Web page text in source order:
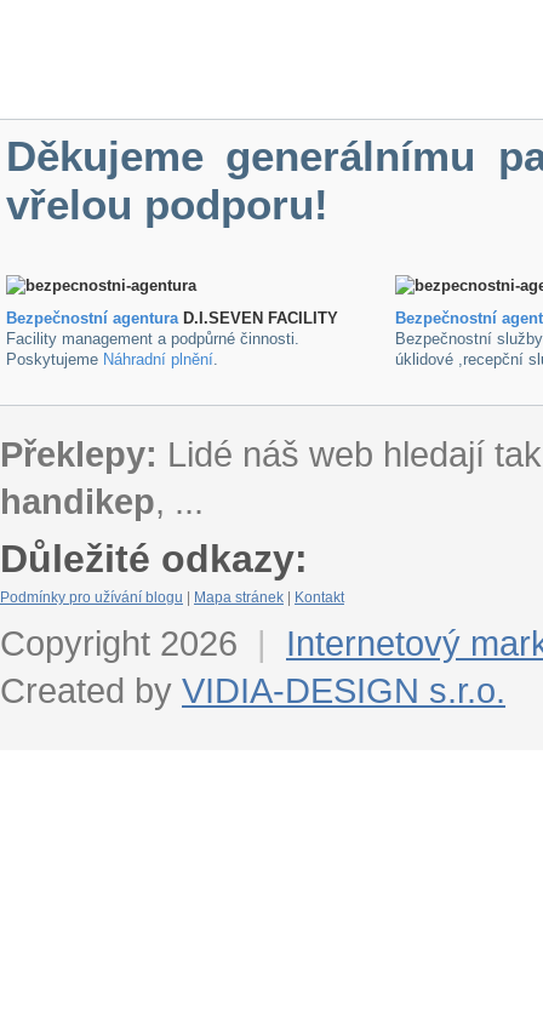
Děkujeme generálnímu
vřelou podporu!
Bezpečnostní agenturaD.I.SEVEN FACILITY
Facility management a podpůrné činnosti.
Poskytujeme Náhradní plnění.
Bezpečnostní
Bezpečnostní
úklidové ,recepční
Překlepy: Lidé náš web hledají
handikep, ...
Důležité odkazy:
Podmínky pro užívání blogu Mapa stránek Kontakt
Copyright 2026 |
Internetový
Created by VIDIA-DESIGN s.r.o.